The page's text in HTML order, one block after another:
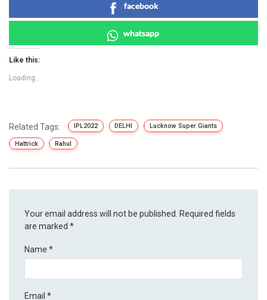
facebook
whatsapp
Like this:
Loading...
Related Tags: IPL2022 DELHI Lucknow Super Giants
Hattrick Rahul
Your email address will not be published.
Required fields
are marked*
Name*
Email*